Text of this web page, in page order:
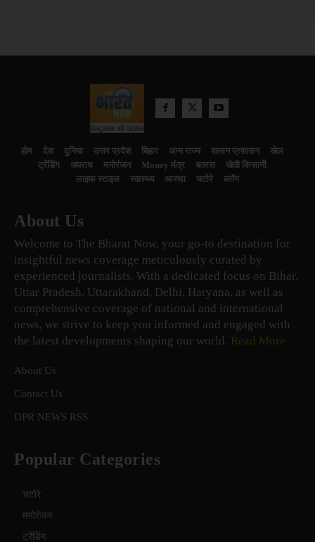
होम देश दुनिया उत्तर प्रदेश बिहार अन्य राज्य शासन प्रशासन
खेल
ट्रेंडिंग
अपराध मनोरंजन Money मंत्र बतरस
खेती किसानी
लाइफ स्टाइल
स्वास्थ्य आस्था चटोरे ब्लॉग
About Us
Welcome to The Bharat Now, your go-to destination for
insightful news coverage meticulously curated by
experienced journalists. With a dedicated focus on Bihar,
Uttar Pradesh, Uttarakhand, Delhi, Haryana, as well as
comprehensive coverage of national and international
news, we strive to keep you informed and engaged with
the latest developments shaping our world. Read More
About Us
Contact Us
DPR NEWS RSS
Popular Categories
चटोरे
मनोरंजन
ट्रेंडिंग